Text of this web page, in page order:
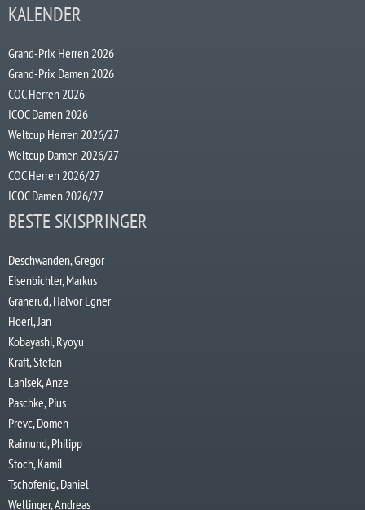
KALENDER
Grand-Prix Herren 2026
Grand-Prix Damen 2026
COC Herren 2026
ICOC Damen 2026
Weltcup Herren 2026/27
Weltcup Damen 2026/27
COC Herren 2026/27
ICOC Damen 2026/27
BESTE SKISPRINGER
Deschwanden, Gregor
Eisenbichler, Markus
Granerud, Halvor Egner
Hoerl, Jan
Kobayashi, Ryoyu
Kraft, Stefan
Lanisek, Anze
Paschke, Pius
Prevc, Domen
Raimund, Philipp
Stoch, Kamil
Tschofenig, Daniel
Wellinger, Andreas